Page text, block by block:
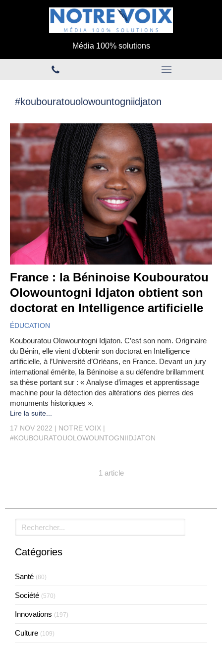
Média 100% solutions
#koubouratouolowountogniidjaton
France : la Béninoise Koubouratou
Olowountogni Idjaton obtient son
doctorat en Intelligence artificielle
ÉDUCATION
Koubouratou Olowountogni Idjaton. C’est son nom. Originaire
du Bénin, elle vient d’obtenir son doctorat en Intelligence
artificielle, à l’Université d’Orléans, en France. Devant un jury
international émérite, la Béninoise a su défendre brillamment
sa thèse portant sur : « Analyse d’images et apprentissage
machine pour la détection des altérations des pierres des
monuments historiques ».
Lire la suite...
17 NOV 2022
NOTRE VOIX
#KOUBOURATOUOLOWOUNTOGNIIDJATON
1 article
Rechercher
Catégories
Santé (80)
Société (570)
Innovations (197)
Culture (109)